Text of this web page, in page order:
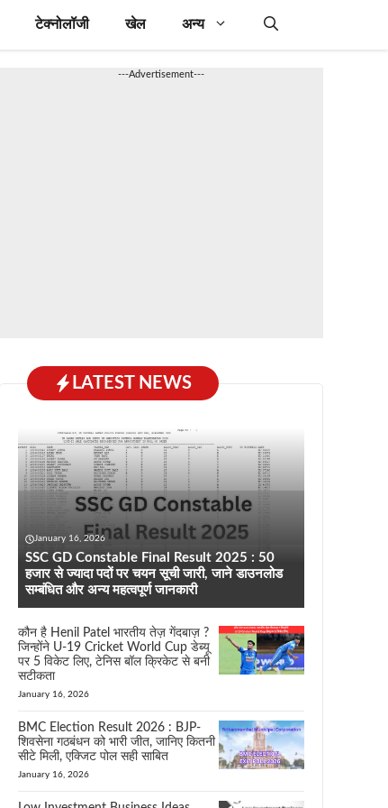
टेक्नोलॉजी खेल अन्य
---Advertisement---
LATEST NEWS
January 16, 2026
SSC GD Constable Final Result 2025 : 50
हजार से ज्यादा पदों पर चयन सूची जारी, जाने डाउनलोड
सम्बंधित और अन्य महत्वपूर्ण जानकारी
कौन है Henil Patel भारतीय तेज़ गेंदबाज़ ?
जिन्होंने U-19 Cricket World Cup डेब्यू
पर 5 विकेट लिए, टेनिस बॉल क्रिकेट से बनी
सटीकता
January 16, 2026
BMC Election Result 2026 : BJP-
शिवसेना गठबंधन को भारी जीत, जानिए कितनी
सीटे मिली, एक्जिट पोल सही साबित
January 16, 2026